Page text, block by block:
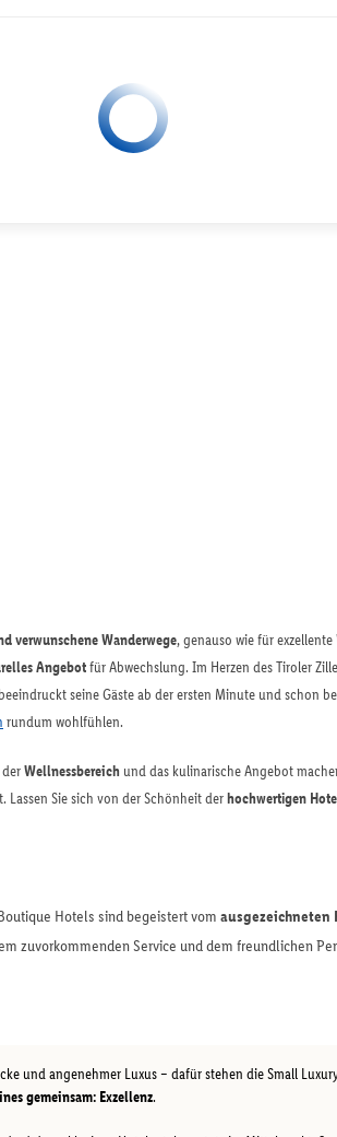
verwunschene Wanderwege, genauso wie für
Angebotfür Abwechslung. Im Herzen des Tiroler
beeindruckt seine Gäste ab der ersten Minute und schon
rundum wohlfühlen.
Wellnessbereich und das kulinarische Angebot
Sie sich von der Schönheit derhochwertigen
Hotels sind begeistert vom ausgezeichneten
zuvorkommenden Service und dem freundlichen
und angenehmer Luxus – dafür stehen die Small
gemeinsam: Exzellenz.